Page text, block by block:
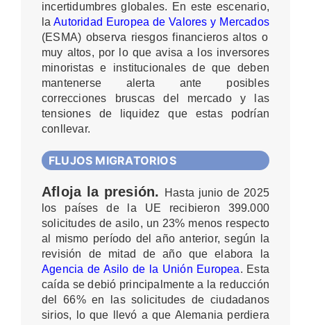
incertidumbres globales. En este escenario,
laAutoridad Europea de Valores y Mercados
(ESMA) observa riesgos financieros altos o
muy altos, por lo que avisa a los inversores
minoristas e institucionales de que deben
mantenerse alerta ante posibles
correcciones bruscas del mercado y las
tensiones de liquidez que estas podrían
conllevar.
FLUJOS MIGRATORIOS
Afloja la presión.
Hasta junio de 2025
los países de la UE recibieron 399.000
solicitudes de asilo, un 23% menos respecto
al mismo período del año anterior, según la
revisión de mitad de año que elabora la
Agencia de Asilo de la Unión Europea. Esta
caída se debió principalmente a la reducción
del 66% en las solicitudes de ciudadanos
sirios, lo que llevó a que Alemania perdiera